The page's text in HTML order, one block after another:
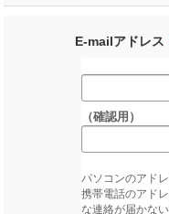
E-mailアドレス
（確認用）
パソコンのアド
携帯電話のアド
な連絡が届かな